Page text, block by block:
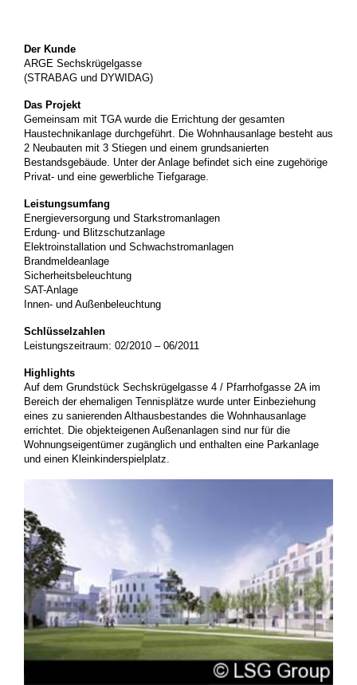
Der Kunde
ARGE Sechskrügelgasse
(STRABAG und DYWIDAG)
Das Projekt
Gemeinsam mit TGA wurde die Errichtung der gesamten
Haustechnikanlage durchgeführt. Die Wohnhausanlage besteht aus
2 Neubauten mit 3 Stiegen und einem grundsanierten
Bestandsgebäude. Unter der Anlage befindet sich eine zugehörige
Privat- und eine gewerbliche Tiefgarage.
Leistungsumfang
Energieversorgung und Starkstromanlagen
Erdung- und Blitzschutzanlage
Elektroinstallation und Schwachstromanlagen
Brandmeldeanlage
Sicherheitsbeleuchtung
SAT-Anlage
Innen- und Außenbeleuchtung
Schlüsselzahlen
Leistungszeitraum: 02/2010 – 06/2011
Highlights
Auf dem Grundstück Sechskrügelgasse 4 / Pfarrhofgasse 2A im
Bereich der ehemaligen Tennisplätze wurde unter Einbeziehung
eines zu sanierenden Althausbestandes die Wohnhausanlage
errichtet. Die objekteigenen Außenanlagen sind nur für die
Wohnungseigentümer zugänglich und enthalten eine Parkanlage
und einen Kleinkinderspielplatz.